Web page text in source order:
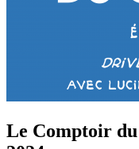
Le Comptoir du